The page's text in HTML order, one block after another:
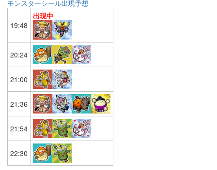
モンスターシール出現予想
19:48
出現中
20:24
21:00
21:36
21:54
22:30